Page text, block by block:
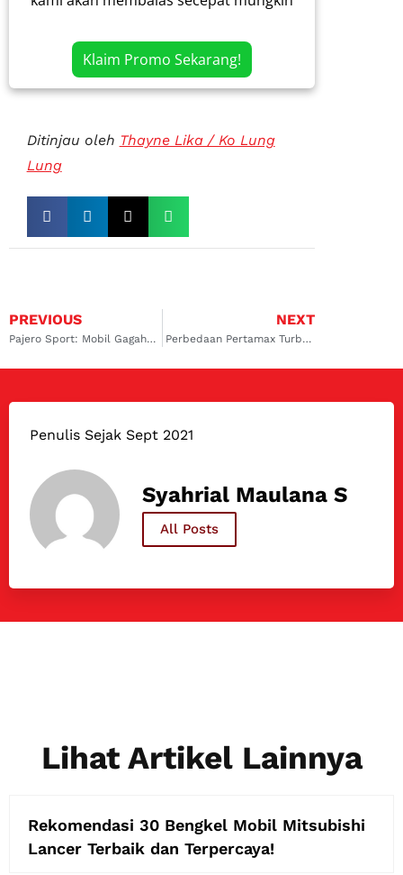
Klaim Promo Sekarang!
Ditinjau oleh Thayne Lika / Ko Lung
Lung
PREVIOUS
Pajero Sport: Mobil Gagah nan Mewah
NEXT
Perbedaan Pertamax Turbo dan Shell V Power
Penulis Sejak Sept 2021
Syahrial Maulana S
All Posts
Lihat Artikel Lainnya
Rekomendasi 30 Bengkel Mobil Mitsubishi
Lancer Terbaik dan Terpercaya!